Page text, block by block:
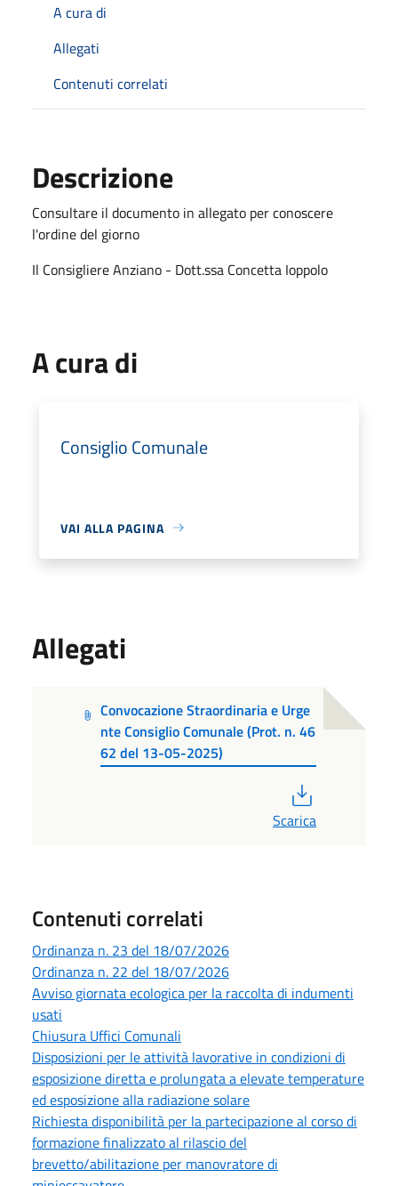
A cura di
Allegati
Contenuti correlati
Descrizione
Consultare il documento in allegato per conoscere
l'ordine del giorno
Il Consigliere Anziano - Dott.ssa Concetta Ioppolo
A cura di
Consiglio Comunale
VAI ALLA PAGINA
Allegati
Convocazione Straordinaria e Urge
nte Consiglio Comunale (Prot. n. 46
62 del 13-05-2025)
Scarica
Contenuti correlati
Ordinanza n. 23 del 18/07/2026
Ordinanza n. 22 del 18/07/2026
Avviso giornata ecologica per la raccolta di indumenti
usati
Chiusura Uffici Comunali
Disposizioni per le attività lavorative in condizioni di
esposizione diretta e prolungata a elevate temperature
ed esposizione alla radiazione solare
Richiesta disponibilità per la partecipazione al corso di
formazione finalizzato al rilascio del
brevetto/abilitazione per manovratore di